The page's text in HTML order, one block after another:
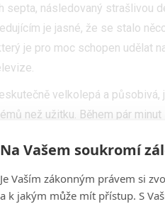
septa, následovaný strašlivou
je jasné, že se stalo
je pro moc schopen udělat
velkolepá a působivá,
než užitku. Během pár
i téměř celé politické
moment to je však
Na Vašem soukromí
Je Vaším zákonným právem si
a k jakým může mít přístup. S